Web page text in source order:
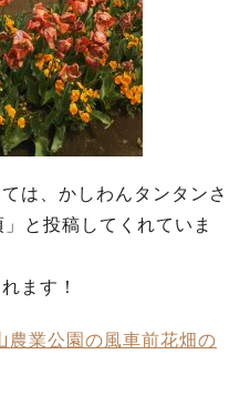
は、かしわんタンタンさ
と投稿してくれていま
ます！
農業公園の風車前花畑の